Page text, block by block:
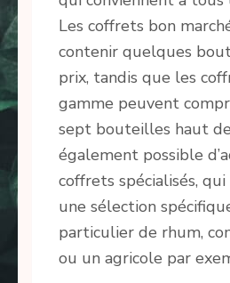
Les coffrets bon
contenir quelques
prix, tandis que les
gamme peuvent
sept bouteilles haut
également possible
coffrets spécialisés,
une sélection
particulier de rhum,
ou un agricole par